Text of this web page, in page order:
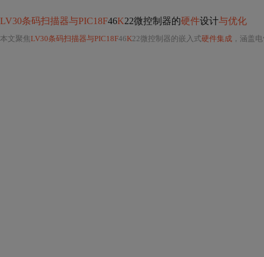
LV30条码扫描器与PIC18F46K22微控制器的硬件设计与优化
本文聚焦LV30条码扫描器与PIC18F46K22微控制器的嵌入式硬件集成 ，涵盖电气接口设